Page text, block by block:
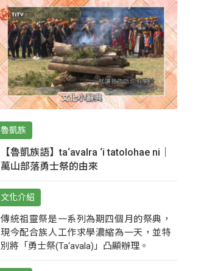
魯凱族
【魯凱族語】ta‘avalra ‘i tatolohae ni｜
萬山部落勇士祭的由來
文化介紹
傳統祖靈祭是一系列為期四個月的祭典，
現今配合族人工作求學濃縮為一天，並特
別將「勇士祭(Ta‘avala)」凸顯辦理。